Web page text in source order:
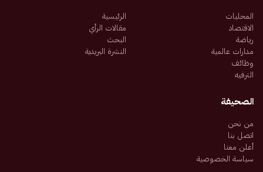
المحليات
الاقتصاد
رياضة
مدارات عالمية
وظائف
الترفيه
الرئيسية
مقالات الرأي
البحث
النشرة البريدية
الصحيفة
من نحن
اتصل بنا
أعلن معنا
سياسة الخصوصية